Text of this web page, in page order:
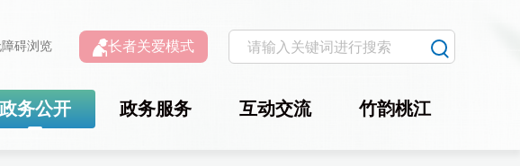
碍浏览 长者关爱模式
政务公开 政务服务 互动交流 竹韵桃江